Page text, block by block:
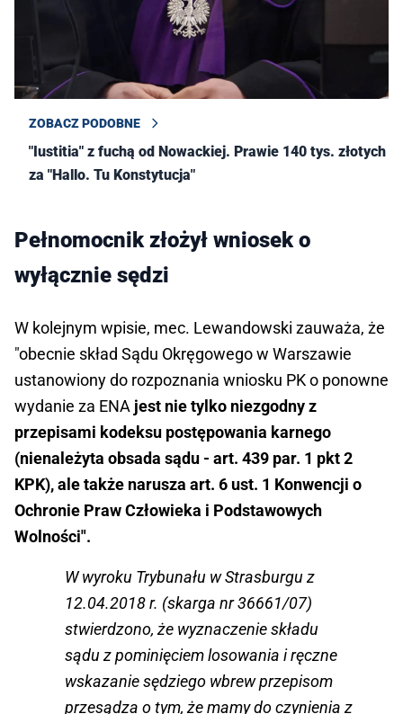
ZOBACZ PODOBNE
"Iustitia" z fuchą od Nowackiej. Prawie 140 tys. złotych
za "Hallo. Tu Konstytucja"
Pełnomocnik złożył wniosek o
wyłącznie sędzi
W kolejnym wpisie, mec. Lewandowski zauważa, że
"obecnie skład Sądu Okręgowego w Warszawie
ustanowiony do rozpoznania wniosku PK o ponowne
wydanie za ENA jest nie tylko niezgodny z
przepisami kodeksu postępowania karnego
(nienależyta obsada sądu - art. 439 par. 1 pkt 2
KPK), ale także narusza art. 6 ust. 1 Konwencji o
Ochronie Praw Człowieka i Podstawowych
Wolności".
W wyroku Trybunału w Strasburgu z
12.04.2018 r. (skarga nr 36661/07)
stwierdzono, że wyznaczenie składu
sądu z pominięciem losowania i ręczne
wskazanie sędziego wbrew przepisom
przesądza o tym, że mamy do czynienia z